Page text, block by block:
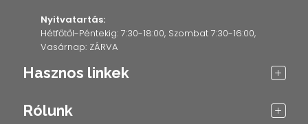
Nyitvatartás:
Hétfőtől-Péntekig: 7:30-18:00, Szombat 7:30-16:00,
Vasárnap: ZÁRVA
Hasznos linkek
Rólunk